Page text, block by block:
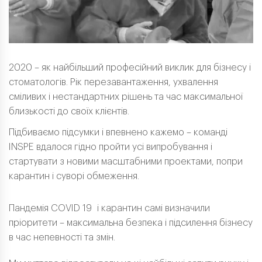
2020 – як найбільший професійний виклик для бізнесу і
стоматологів. Рік перезавантаження, ухвалення
сміливих і нестандартних рішень та час максимальної
близькості до своїх клієнтів.
Підбиваємо підсумки і впевнено кажемо – команді
INSPE вдалося гідно пройти усі випробування і
стартувати з новими масштабними проектами, попри
карантин і суворі обмеження.
Пандемія COVID 19 і карантин cамі визначили
пріоритети – максимальна безпека і підсилення бізнесу
в час непевності та змін.